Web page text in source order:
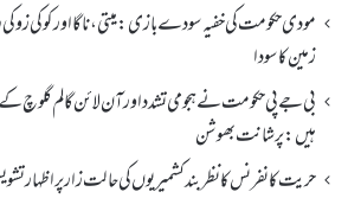
مودی حکومت کی خفیہ سودے بازی: میتی، ناگا اور کوکی زو
زمین کا سودا
بی جے پی حکومت نے ہجومی تشدد اورآن لائن گالم
ہیں: پرشانت بھوشن
حریت کانفرنس کا نظر بند کشمیریوں کی حالت زار پر اظہار